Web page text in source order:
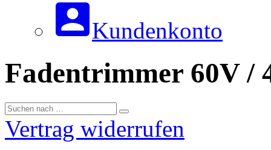
Kundenkonto
Fadentrimmer 60V /
Vertrag widerrufen